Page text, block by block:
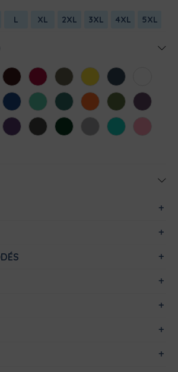
L XL 2XL 3XL 4XL 5XL
BordóChili Cink Citromsárga
Denim
KirálykékMentaMéregzöld
NarancsOliva Padlizsán
SötétlilaSötétszürke
SötétzöldSportszürke
Türkiz
Világos
rózsaszín